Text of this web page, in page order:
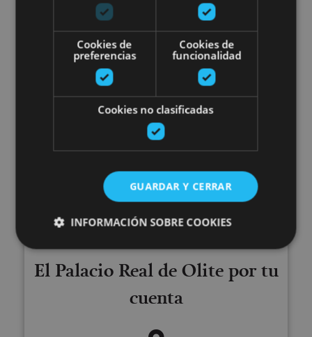
Olite, Palacio Real de Olite
El Palacio Real de Olite por tu
El Palacio Real de Olite por tu
cuenta
Cookies de
preferencias
Cookies de
funcionalidad
Cookies no clasificadas
GUARDAR Y CERRAR
INFORMACIÓN SOBRE COOKIES
Cookies estrictamente necesarias
Cookies de rendimiento